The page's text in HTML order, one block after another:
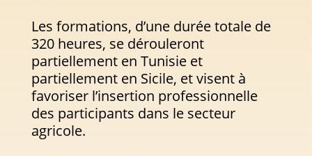
Les formations, d’une durée totale de
320 heures, se dérouleront
partiellement en Tunisie et
partiellement en Sicile, et visent à
favoriser l’insertion professionnelle
des participants dans le secteur
agricole.